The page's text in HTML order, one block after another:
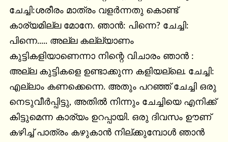
ചേച്ചി:ശരീരം മാത്രം വളർന്നതു കൊണ്ട്
കാര്യമില്ല മോനേ. ഞാൻ: പിന്നെ? ചേച്ചി:
പിന്നെ..... അല്ല കല്ല്യാണം
കുട്ടികളിയാണെന്നാ നിന്റെ വിചാരം ഞാൻ :
അല്ല കുട്ടികളെ ഉണ്ടാക്കുന്ന കളിയല്ലെ. ചേച്ചി:
എല്ലാം കണക്കെന്നെ. അതും പറഞ്ഞ് ചേച്ചി ഒരു
നെടുവീർപ്പിട്ടു, അതിൽ നിന്നും ചേച്ചിയെ എനിക്ക്
കിട്ടുമെന്ന കാര്യം ഉറപ്പായി. ഒരു ദിവസം ഊണ്
കഴിച്ച് പാത്രം കഴുകാൻ നില്ക്കുമ്പോൾ ഞാൻ